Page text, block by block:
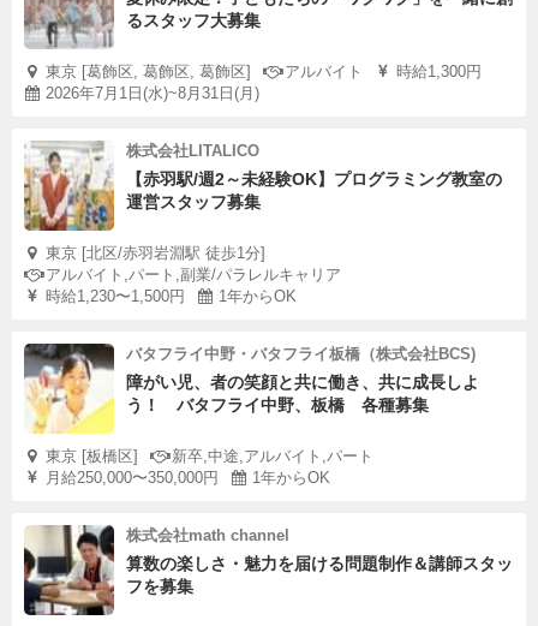
るスタッフ大募集
東京 [葛飾区, 葛飾区, 葛飾区] アルバイト
時給1,300円
2026年7月1日(水)~8月31日(月)
株式会社LITALICO
【赤羽駅/週2～未経験OK】プログラミング教室の
運営スタッフ募集
東京 [北区/赤羽岩淵駅 徒歩1分]
アルバイト,パート,副業/パラレルキャリア
時給1,230〜1,500円
1年からOK
バタフライ中野・バタフライ板橋（株式会社BCS)
障がい児、者の笑顔と共に働き、共に成長しよ
う！ バタフライ中野、板橋 各種募集
東京 [板橋区]
新卒,中途,アルバイト,パート
月給250,000〜350,000円
1年からOK
株式会社math channel
算数の楽しさ・魅力を届ける問題制作＆講師スタッ
フを募集